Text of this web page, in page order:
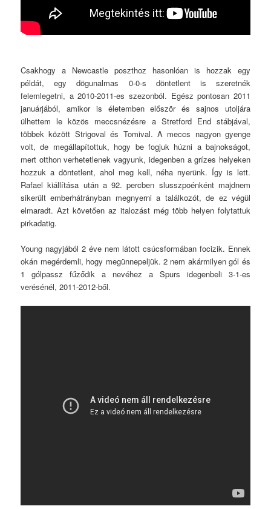
Csakhogy a Newcastle poszthoz hasonlóan is hozzak egy
példát, egy dögunalmas 0-0-s döntetlent is szeretnék
felemlegetni, a 2010-2011-es szezonból. Egész pontosan 2011
januárjából, amikor is életemben először és sajnos utoljára
ülhettem le közös meccsnézésre a Stretford End stábjával,
többek között Strigoval és Tomival. A meccs nagyon gyenge
volt, de megállapítottuk, hogy be fogjuk húzni a bajnokságot,
mert otthon verhetetlenek vagyunk, idegenben a grízes helyeken
hozzuk a döntetlent, ahol meg kell, néha nyerünk. Így is lett.
Rafael kiállítása után a 92. percben slusszpoénként majdnem
sikerült emberhátrányban megnyerni a találkozót, de ez végül
elmaradt. Azt követően az italozást még több helyen folytattuk
pirkadatig.
Young nagyjából 2 éve nem látott csúcsformában focizik. Ennek
okán megérdemli, hogy megünnepeljük. 2 nem akármilyen gól és
1 gólpassz fűződik a nevéhez a Spurs idegenbeli 3-1-es
verésénél, 2011-2012-ből.